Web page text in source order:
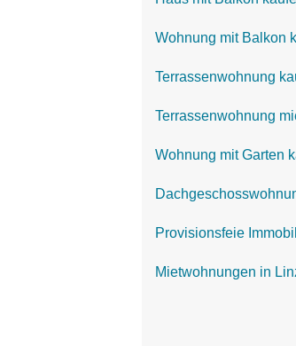
Wohnung mit Balkon
Terrassenwohnung
Terrassenwohnung
Wohnung mit Garten
Provisionsfeie
Mietwohnungen in